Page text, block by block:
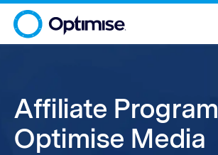
Affiliate Program |
Optimise Media